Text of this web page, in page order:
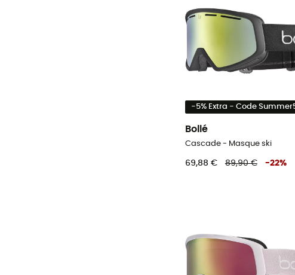
-5% Extra - Code
Bollé
Cascade - Masque ski
69,88 € 89,90 € -22%